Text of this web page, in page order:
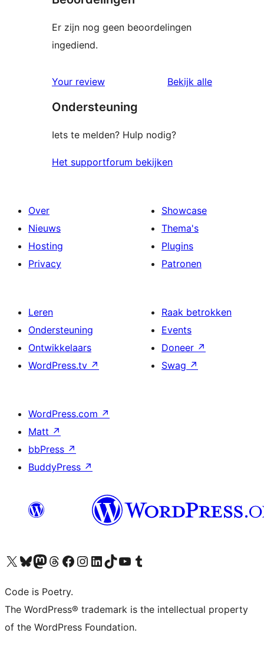
Er zijn nog geen beoordelingen
ingediend.
Your review Bekijk alle
Ondersteuning
Iets te melden? Hulp nodig?
Het supportforum bekijken
Over
Nieuws
Hosting
Privacy
Showcase
Thema's
Plugins
Patronen
Leren
Ondersteuning
Ontwikkelaars
WordPress.tv ↗
Raak betrokken
Events
Doneer ↗
Swag ↗
WordPress.com ↗
Matt ↗
bbPress ↗
BuddyPress ↗
Bezoek ons X (voorheen Twitter) account
Bezoek onze Bluesky account
Bezoek ons Mastodon account
Bezoek onze Threads account
Onze Facebookpagina bezoeken
Bezoek onze Instagram account
Bezoek onze LinkedIn account
Bezoek onze TikTok account
Bezoek ons YouTube kanaalBezoek onze Tumblr account
Code is Poetry.
The WordPress® trademark is the intellectual property
of the WordPress Foundation.